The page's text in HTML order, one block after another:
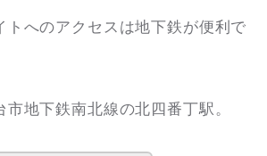
トへのアクセスは地下鉄が便利で
地下鉄南北線の北四番丁駅。